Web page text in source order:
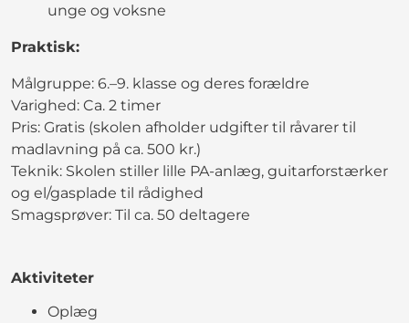
unge og voksne
Praktisk:
Målgruppe: 6.–9. klasse og deres forældre
Varighed: Ca. 2 timer
Pris: Gratis (skolen afholder udgifter til råvarer til
madlavning på ca. 500 kr.)
Teknik: Skolen stiller lille PA-anlæg, guitarforstærker
og el/gasplade til rådighed
Smagsprøver: Til ca. 50 deltagere
Aktiviteter
Oplæg